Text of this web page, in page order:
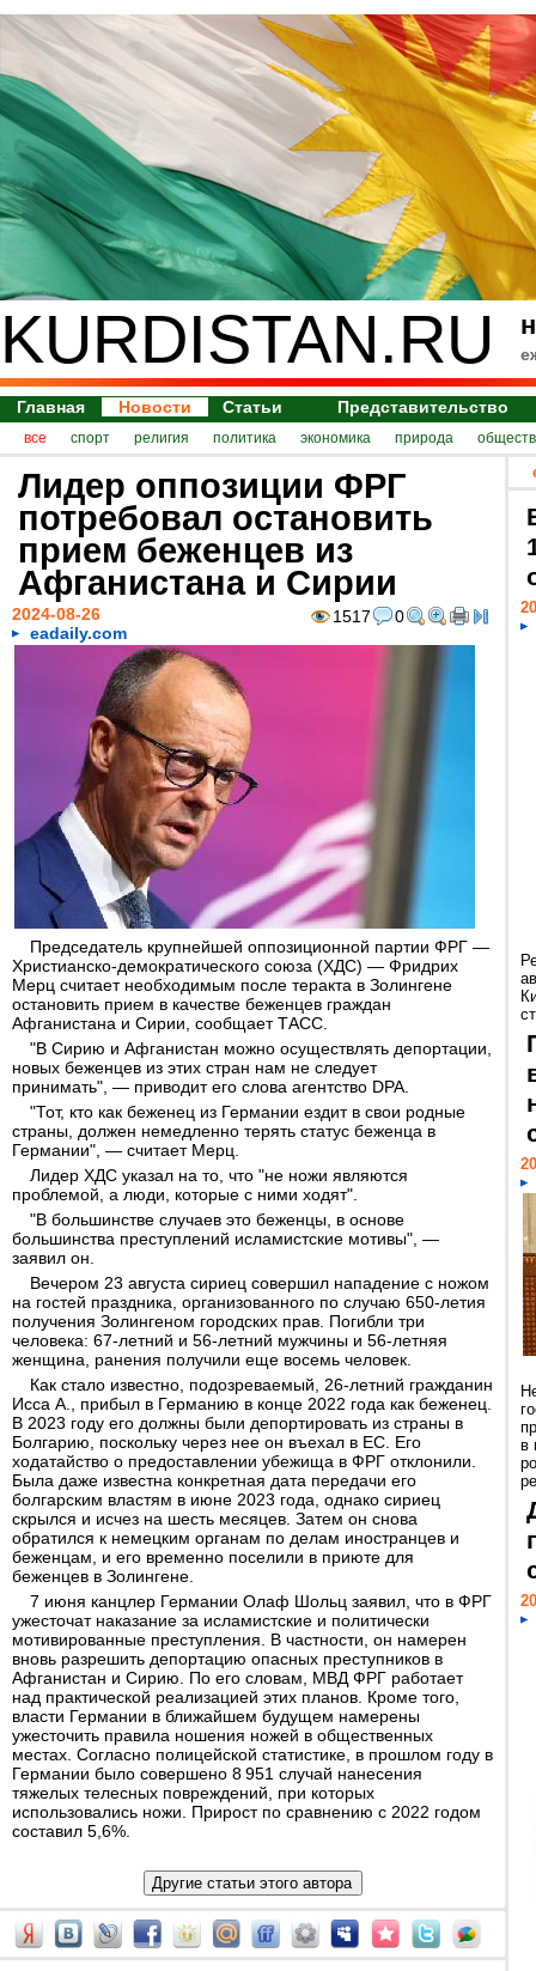
KURDISTAN.RU
Главная Новости Статьи Представительство
все спорт религия политика экономика природа
Лидер оппозиции ФРГ
потребовал остановить
прием беженцев из
Афганистана и Сирии
1517 0
2024-08-26
eadaily.com
Председатель крупнейшей оппозиционной партии ФРГ —
Христианско-демократического союза (ХДС) — Фридрих
Мерц считает необходимым после теракта в Золингене
остановить прием в качестве беженцев граждан
Афганистана и Сирии, сообщает ТАСС.
"В Сирию и Афганистан можно осуществлять депортации,
новых беженцев из этих стран нам не следует
принимать", — приводит его слова агентство DPA.
"Тот, кто как беженец из Германии ездит в свои родные
страны, должен немедленно терять статус беженца в
Германии", — считает Мерц.
Лидер ХДС указал на то, что "не ножи являются
проблемой, а люди, которые с ними ходят".
"В большинстве случаев это беженцы, в основе
большинства преступлений исламистские мотивы", —
заявил он.
Вечером 23 августа сириец совершил нападение с ножом
на гостей праздника, организованного по случаю 650-летия
получения Золингеном городских прав. Погибли три
человека: 67-летний и 56-летний мужчины и 56-летняя
женщина, ранения получили еще восемь человек.
Как стало известно, подозреваемый, 26-летний гражданин
Исса А., прибыл в Германию в конце 2022 года как беженец.
В 2023 году его должны были депортировать из страны в
Болгарию, поскольку через нее он въехал в ЕС. Его
ходатайство о предоставлении убежища в ФРГ отклонили.
Была даже известна конкретная дата передачи его
болгарским властям в июне 2023 года, однако сириец
скрылся и исчез на шесть месяцев. Затем он снова
обратился к немецким органам по делам иностранцев и
беженцам, и его временно поселили в приюте для
беженцев в Золингене.
7 июня канцлер Германии Олаф Шольц заявил, что в ФРГ
ужесточат наказание за исламистские и политически
мотивированные преступления. В частности, он намерен
вновь разрешить депортацию опасных преступников в
Афганистан и Сирию. По его словам, МВД ФРГ работает
над практической реализацией этих планов. Кроме того,
власти Германии в ближайшем будущем намерены
ужесточить правила ношения ножей в общественных
местах. Согласно полицейской статистике, в прошлом году в
Германии было совершено 8 951 случай нанесения
тяжелых телесных повреждений, при которых
использовались ножи. Прирост по сравнению с 2022 годом
составил 5,6%.
в